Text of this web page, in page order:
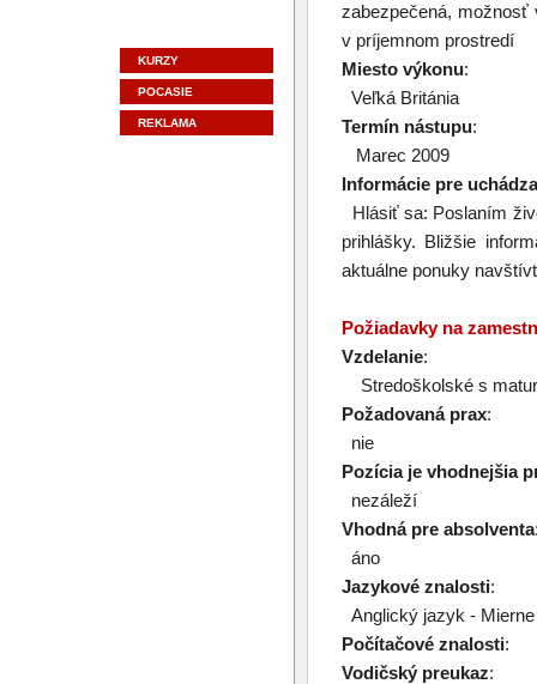
KURZY
POCASIE
REKLAMA
zabezpečená, možnosť
v príjemnom prostredí
Miesto výkonu:
Veľká Británia
Termín nástupu:
Marec 2009
Informácie pre
Hlásiť sa: Poslaním
prihlášky. Bližšie
aktuálne ponuky
Požiadavky na
Vzdelanie:
Stredoškolské s
Požadovaná prax:
nie
Pozícia je vhodnejšia
nezáleží
Vhodná pre absolventa
áno
Jazykové znalosti:
Anglický jazyk -
Počítačové znalosti:
Vodičský preukaz: